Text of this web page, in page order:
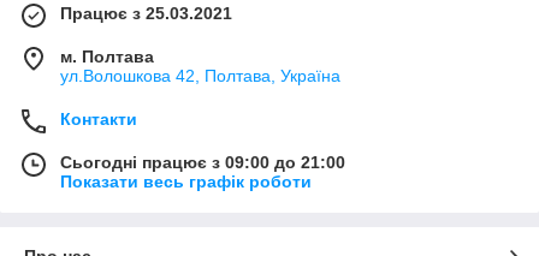
Працює з 25.03.2021
м. Полтава
ул.Волошкова 42, Полтава, Україна
Контакти
Сьогодні працює з 09:00 до 21:00
Показати весь графік роботи